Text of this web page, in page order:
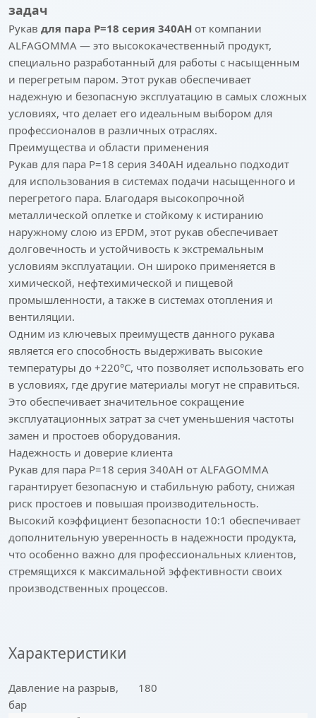
задач
Рукав для пара P=18 серия 340AH от компании
ALFAGOMMA — это высококачественный продукт,
специально разработанный для работы с насыщенным
и перегретым паром. Этот рукав обеспечивает
надежную и безопасную эксплуатацию в самых сложных
условиях, что делает его идеальным выбором для
профессионалов в различных отраслях.
Преимущества и области применения
Рукав для пара P=18 серия 340AH идеально подходит
для использования в системах подачи насыщенного и
перегретого пара. Благодаря высокопрочной
металлической оплетке и стойкому к истиранию
наружному слою из EPDM, этот рукав обеспечивает
долговечность и устойчивость к экстремальным
условиям эксплуатации. Он широко применяется в
химической, нефтехимической и пищевой
промышленности, а также в системах отопления и
вентиляции.
Одним из ключевых преимуществ данного рукава
является его способность выдерживать высокие
температуры до +220°C, что позволяет использовать его
в условиях, где другие материалы могут не справиться.
Это обеспечивает значительное сокращение
эксплуатационных затрат за счет уменьшения частоты
замен и простоев оборудования.
Надежность и доверие клиента
Рукав для пара P=18 серия 340AH от ALFAGOMMA
гарантирует безопасную и стабильную работу, снижая
риск простоев и повышая производительность.
Высокий коэффициент безопасности 10:1 обеспечивает
дополнительную уверенность в надежности продукта,
что особенно важно для профессиональных клиентов,
стремящихся к максимальной эффективности своих
производственных процессов.
Характеристики
Давление на разрыв,
бар
180